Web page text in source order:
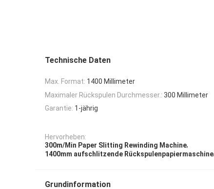
Technische Daten
Max. Format: 1400 Millimeter
Maximaler Rückspulen Durchmesser.: 300 Millimeter
Garantie: 1-jährig
Hervorheben:
300m/Min Paper Slitting Rewinding Machine,
1400mm aufschlitzende Rückspulenpapiermaschine,
Grundinformation